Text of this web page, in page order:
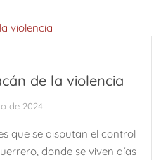
de la violencia
de 2024
que se disputan el control
donde se viven días